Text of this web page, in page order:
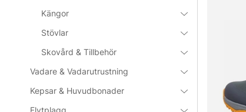
Kängor
Stövlar
Skovård & Tillbehör
Vadare & Vadarutrustning
Kepsar & Huvudbonader